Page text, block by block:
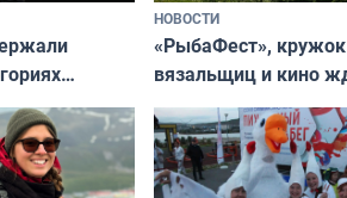
конкурса
Великая
НОВОСТИ
«РыбаФест», кружок
вязальщиц и кино
мурманчан в эти